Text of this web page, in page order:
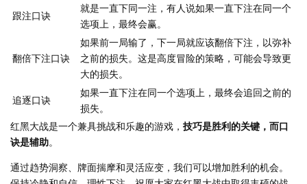
跟注口诀
就是一直下同一注，有人说如果一直下注在同一个
选项上，最终会赢。
翻倍下注口诀
如果前一局输了，下一局就应该翻倍下注，以弥补
之前的损失。这是高度冒险的策略，可能会导致更
大的损失。
追逐口诀
如果一直下注在同一个选项上，最终会追回之前的
损失。
红黑大战是一个兼具挑战和乐趣的游戏， 技巧是胜利的关键，而口
诀是辅助。
通过趋势洞察、牌面揣摩和灵活应变，我们可以增加胜利的机会。